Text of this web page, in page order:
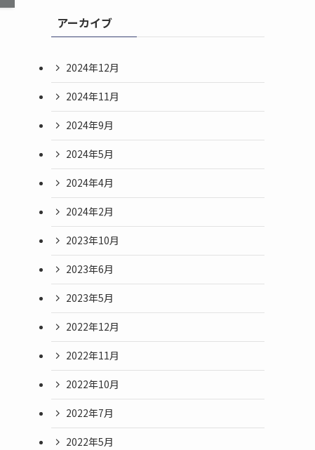
アーカイブ
2024年12月
2024年11月
2024年9月
2024年5月
2024年4月
2024年2月
2023年10月
2023年6月
2023年5月
2022年12月
2022年11月
2022年10月
2022年7月
2022年5月